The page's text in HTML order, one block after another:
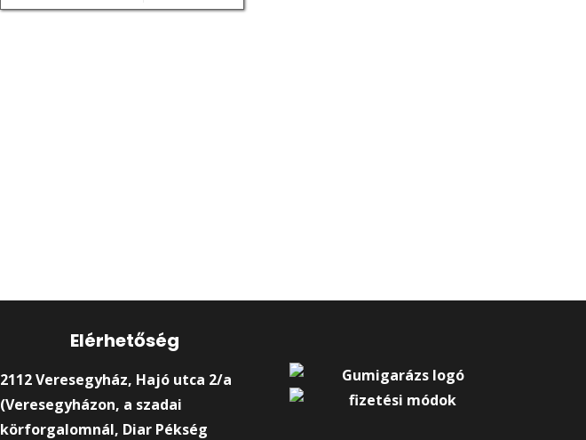
Elérhetőség
2112 Veresegyház, Hajó utca 2/a
(Veresegyházon, a szadai
körforgalomnál, Diar Pékség